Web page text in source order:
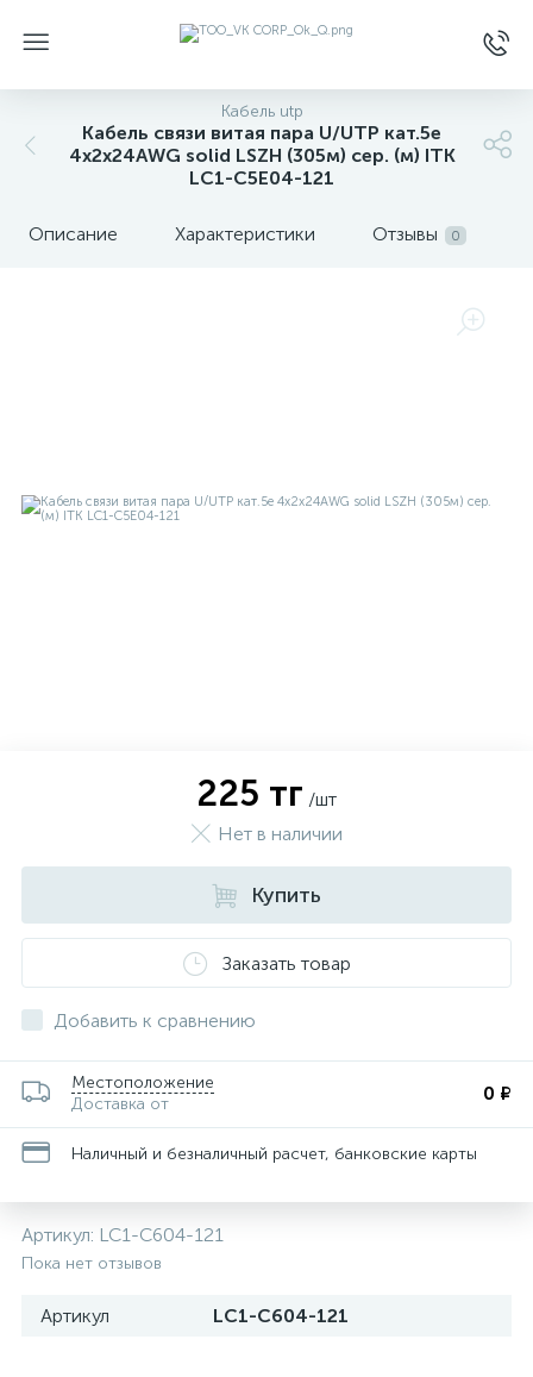
Кабель utp
Кабель связи витая пара U/UTP кат.5е
4х2х24AWG solid LSZH (305м) сер. (м) ITK
LC1-C5E04-121
Описание Характеристики Отзывы 0
225 тг /шт
Нет в наличии
Купить
Заказать товар
Добавить к сравнению
Местоположение
Доставка от
0 ₽
Наличный и безналичный расчет, банковские карты
Артикул: LC1-C604-121
Пока нет отзывов
Артикул LC1-C604-121